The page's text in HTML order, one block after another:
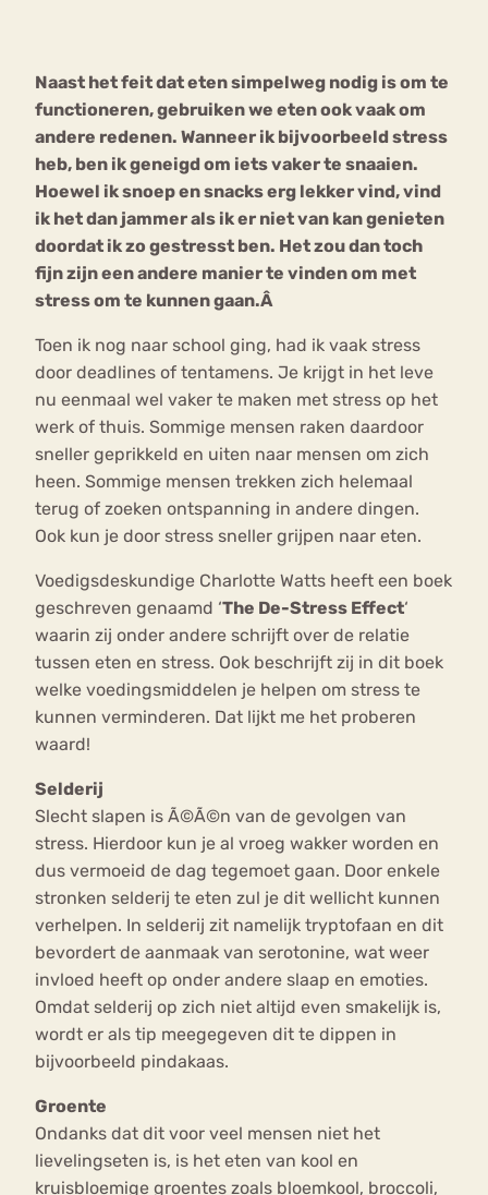
Naast het feit dat eten simpelweg nodig is om te
functioneren, gebruiken we eten ook vaak om
andere redenen. Wanneer ik bijvoorbeeld stress
heb, ben ik geneigd om iets vaker te snaaien.
Hoewel ik snoep en snacks erg lekker vind, vind
ik het dan jammer als ik er niet van kan genieten
doordat ik zo gestresst ben. Het zou dan toch
fijn zijn een andere manier te vinden om met
stress om te kunnen gaan.Â
Toen ik nog naar school ging, had ik vaak stress
door deadlines of tentamens. Je krijgt in het leve
nu eenmaal wel vaker te maken met stress op het
werk of thuis. Sommige mensen raken daardoor
sneller geprikkeld en uiten naar mensen om zich
heen. Sommige mensen trekken zich helemaal
terug of zoeken ontspanning in andere dingen.
Ook kun je door stress sneller grijpen naar eten.
Voedigsdeskundige Charlotte Watts heeft een boek
geschreven genaamd ‘The De-Stress Effect‘
waarin zij onder andere schrijft over de relatie
tussen eten en stress. Ook beschrijft zij in dit boek
welke voedingsmiddelen je helpen om stress te
kunnen verminderen. Dat lijkt me het proberen
waard!
Selderij
Slecht slapen is Ã©Ã©n van de gevolgen van
stress. Hierdoor kun je al vroeg wakker worden en
dus vermoeid de dag tegemoet gaan. Door enkele
stronken selderij te eten zul je dit wellicht kunnen
verhelpen. In selderij zit namelijk tryptofaan en dit
bevordert de aanmaak van serotonine, wat weer
invloed heeft op onder andere slaap en emoties.
Omdat selderij op zich niet altijd even smakelijk is,
wordt er als tip meegegeven dit te dippen in
bijvoorbeeld pindakaas.
Groente
Ondanks dat dit voor veel mensen niet het
lievelingseten is, is het eten van kool en
kruisbloemige groentes zoals bloemkool, broccoli,
Chat
Forum
mia
Nerv
osa
Eetstoornis Anorexia Nervosa
Eetbuien Piekeren Sport
Trauma
Orthorexia
Afvallen Angst